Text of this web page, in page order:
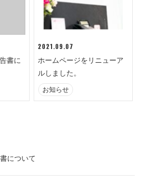
書に
2021.09.07
ホームページをリニューア
ルしました。
お知らせ
について